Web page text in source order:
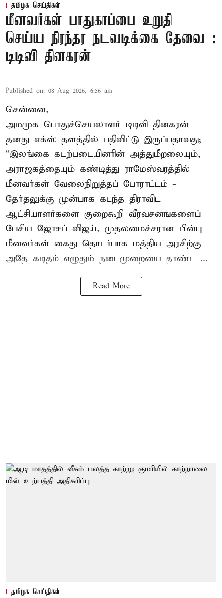
தமிழக செய்திகள்
மீனவர்கள் பாதுகாப்பை உறுதி
செய்ய நிரந்தர நடவடிக்கை தேவை :
டிடிவி தினகரன்
Published on: 08 Aug 2026, 6:56 am
சென்னை,
அமமுக பொதுச்செயலாளர் டிடிவி தினகரன்
தனது எக்ஸ் தளத்தில் பதிவிட்டு இருப்பதாவது;
“இலங்கை கடற்படையினரின் அத்துமீறலையும்,
அராஜகத்தையும் கண்டித்து ராமேஸ்வரத்தில்
மீனவர்கள் வேலைநிறுத்தப் போராட்டம் -
தேர்தலுக்கு முன்பாக கடந்த திராவிட
ஆட்சியாளர்களை குறைகூறி வீரவசனங்களைப்
பேசிய ஜோசப் விஜய், முதலமைச்சரான பின்பு
மீனவர்கள் கைது தொடர்பாக மத்திய அரசிற்கு
அதே கடிதம் எழுதும் நடைமுறையை தாண்ட ...
Read More
தமிழக செய்திகள்